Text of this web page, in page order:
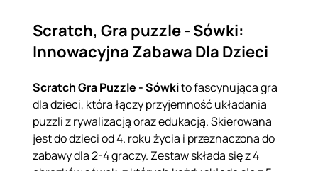
Scratch, Gra puzzle - Sówki:
Innowacyjna Zabawa Dla Dzieci
Scratch Gra Puzzle - Sówkito fascynująca gra
dla dzieci, która łączy przyjemność układania
puzzli z rywalizacją oraz edukacją. Skierowana
jest do dzieci od 4. roku życia i przeznaczona do
zabawy dla 2-4 graczy. Zestaw składa się z 4